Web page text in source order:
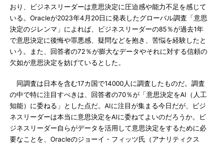
おり、ビジネスリーダーは意思決定に圧迫感や能力不足を感じて
いる。Oracleが2023年4月20日に発表したグローバル調査「意思
決定のジレンマ」によれば、ビジネスリーダーの85％が過去1年
で意思決定に後悔や罪悪感、疑問などを抱き、苦悩を経験したと
いう。また、回答者の72％が膨大なデータやそれに対する信頼の
欠如が意思決定を妨げているとした。
同調査は日本を含む17カ国で14000人に調査したものだ。調査
の中で特に注目すべきは、回答者の70％が「意思決定をAI（人工
知能）に委ねる」とした点だ。AIに注目が集まる今日だが、ビジ
ネスリーダーは本当に意思決定をAIに委ねてよいのだろうか。ビ
ジネスリーダー自らがデータを活用して意思決定をするために必
要なことを、Oracleのジョーイ・フィッツ氏（アナリティクス